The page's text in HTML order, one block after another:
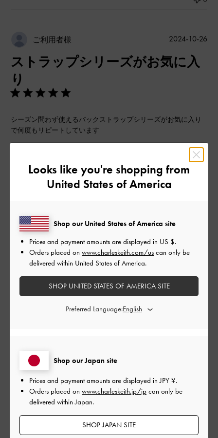
ご利用者様
ストラップシリーズがお気に入
り
シーズン問わず使えるバックストラップシリーズがお気に入り
で何度もリピートしています
高めのヒールですがストラップのホールドで
とても歩きやすいです。
デザイン
とてもよかった
品質
とてもよかった
公
2024-10-26
ご利用者様 2024-10-20
Looks like you're shopping from
United States of America
Shop our Japan site
Prices and payment amounts are displayed inJPY ¥.
Orders placed on www.charleskeith.jp/jp can only be
delivered within Japan.
SHOP JAPAN SITE
Shop our United States of America site
Prices and payment amounts are displayed in US $.
Orders placed on www.charleskeith.com/us can only be
delivered within United States of America.
SHOP UNITED STATES OF AMERICA SITE
Preferred Language: